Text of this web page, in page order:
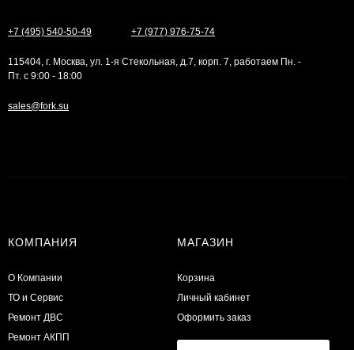
+7 (495) 540-50-49 +7 (977) 976-75-74
115404, г. Москва, ул. 1-я Стекольная, д.7, корп. 7, работаем Пн. -
Пт. с 9:00 - 18:00
sales@fork.su
КОМПАНИЯ
О Компании
ТО и Сервис
​Ремонт ДВС
Ремонт АКПП
МАГАЗИН
Корзина
Личный кабинет
Оформить заказ